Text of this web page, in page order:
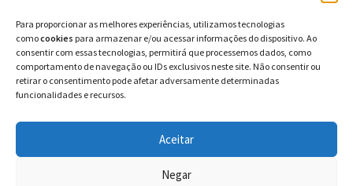
Para proporcionar as melhores experiências, utilizamos tecnologias
comocookies para armazenar e/ou acessar informações do dispositivo. Ao
consentir com essas tecnologias, permitirá que processemos dados, como
comportamento de navegação ou IDs exclusivos neste site. Não consentir ou
retirar o consentimento pode afetar adversamente determinadas
funcionalidades e recursos.
Aceitar
Negar
Pesquisar
por:
© BLUE e os gatos ∙ todos os direitos reservados.
Histórias inspiradas em gatos reais. Adote e cuide dos
gatos!